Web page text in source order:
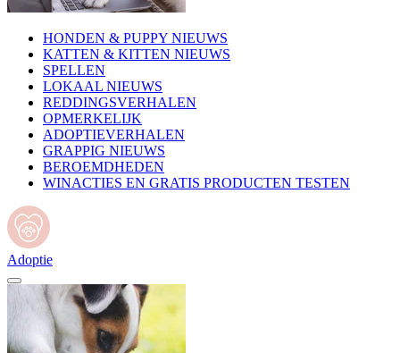
HONDEN & PUPPY NIEUWS
KATTEN & KITTEN NIEUWS
SPELLEN
LOKAAL NIEUWS
REDDINGSVERHALEN
OPMERKELIJK
ADOPTIEVERHALEN
GRAPPIG NIEUWS
BEROEMDHEDEN
WINACTIES EN GRATIS PRODUCTEN TESTEN
Adoptie